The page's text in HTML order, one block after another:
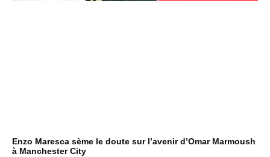
Enzo Maresca sème le doute sur l’avenir d’Omar Marmoush
à Manchester City